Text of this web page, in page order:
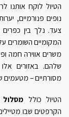
הטיול לוקח אותנו
נופים פנורמיים,
צעד. נלך בין כפרים
המקומיים השומרים
משרים אווירה חמה
שלהם. באזורים
מסורתיים – מטעמים
הטיול כולל מסלול
הקרפטים שבו